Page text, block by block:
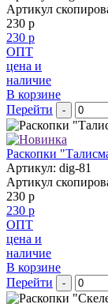
Артикул
230 р
230 р
ОПТ
цена и
наличие
В корзине
Перейти
-
Раскопки
Артикул: dig-81
Артикул
230 р
230 р
ОПТ
цена и
наличие
В корзине
Перейти
-